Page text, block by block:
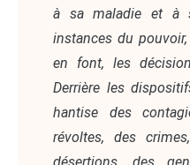
à sa maladie et à
instances du pouvoir,
en font, les
Derrière les
hantise des
révoltes, des
désertions, des